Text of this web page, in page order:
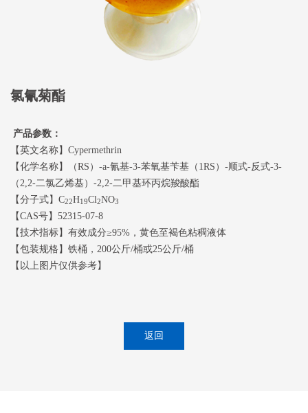
氯氰菊酯
产品参数：
【英文名称】Cypermethrin
【化学名称】（RS）-a-氰基-3-苯氧基苄基（1RS）-顺式-反式-3-
（2,2-二氯乙烯基）-2,2-二甲基环丙烷羧酸酯
【分子式】C22H19Cl2NO3
【CAS号】52315-07-8
【技术指标】有效成分≥95%，黄色至褐色粘稠液体
【包装规格】铁桶，200公斤/桶或25公斤/桶
【以上图片仅供参考】
返回